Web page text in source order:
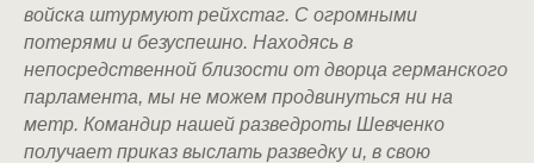
войска штурмуют рейхстаг. С огромными
потерями и безуспешно. Находясь в
непосредственной близости от дворца германского
парламента, мы не можем продвинуться ни на
метр. Командир нашей разведроты Шевченко
получает приказ выслать разведку и, в свою